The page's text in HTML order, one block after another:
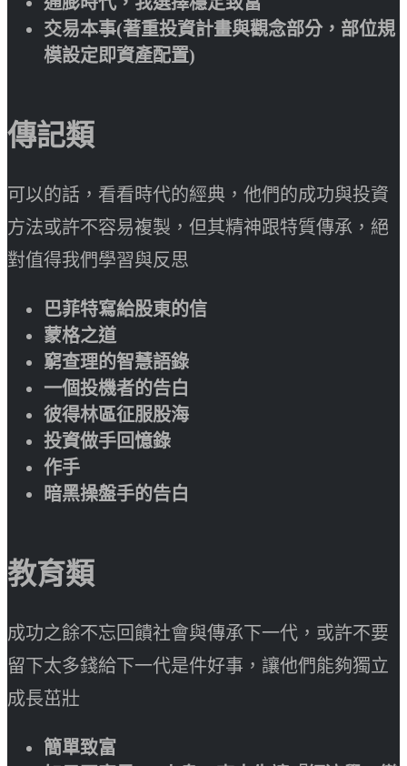
交易本事(著重投資計畫與觀念部分，部位規
模設定即資產配置)
傳記類
可以的話，看看時代的經典，他們的成功與投資
方法或許不容易複製，但其精神跟特質傳承，絕
對值得我們學習與反思
巴菲特寫給股東的信
蒙格之道
窮查理的智慧語錄
一個投機者的告白
彼得林區征服股海
投資做手回憶錄
作手
暗黑操盤手的告白
教育類
成功之餘不忘回饋社會與傳承下一代，或許不要
留下太多錢給下一代是件好事，讓他們能夠獨立
成長茁壯
簡單致富